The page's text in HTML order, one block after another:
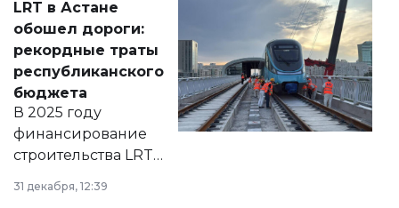
документ
появился в базе
нормативных
правовых актов и
на сайте маслихат
города.
LRT в Астане
обошел дороги:
рекордные траты
республиканского
бюджета
В 2025 году
финансирование
строительства LRT
в Астане из
республиканского
31 декабря, 12:39